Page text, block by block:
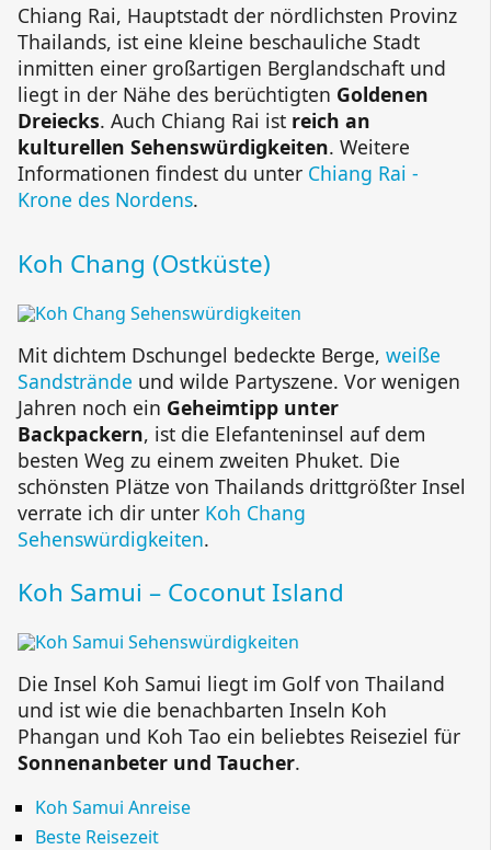
Chiang Rai, Hauptstadt der nördlichsten Provinz
Thailands, ist eine kleine beschauliche Stadt
inmitten einer großartigen Berglandschaft und
liegt in der Nähe des berüchtigten Goldenen
Dreiecks. Auch Chiang Rai ist reich an
kulturellen Sehenswürdigkeiten. Weitere
Informationen findest du unter Chiang Rai -
Krone des Nordens.
Koh Chang (Ostküste)
Mit dichtem Dschungel bedeckte Berge, weiße
Sandstrände und wilde Partyszene. Vor wenigen
Jahren noch ein Geheimtipp unter
Backpackern, ist die Elefanteninsel auf dem
besten Weg zu einem zweiten Phuket. Die
schönsten Plätze von Thailands drittgrößter Insel
verrate ich dir unter Koh Chang
Sehenswürdigkeiten.
Koh Samui – Coconut Island
Die Insel Koh Samui liegt im Golf von Thailand
und ist wie die benachbarten Inseln Koh
Phangan und Koh Tao ein beliebtes Reiseziel für
Sonnenanbeter und Taucher.
Koh Samui Anreise
Beste Reisezeit